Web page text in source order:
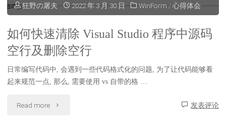
后，
评
论
出
狂野の屠夫 2022 年 3 月 30 日 WinForm/心得体会
如何快速清除 Visual Studio 程序中源码
空行及删除空行
日常编写代码中, 会遇到一些代码格式化的问题, 为了让代码能够看
起来规范一点, 那么, 需要使用 vs 自带的格 …
Read more "如 发表评论